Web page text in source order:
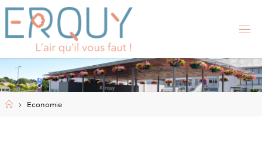
Skip
content
RQ
UY
, SI
HomeEconomie